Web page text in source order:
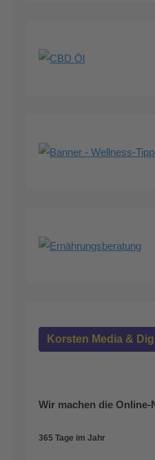
Korsten Media &
Wir machen die Online-
365 Tage im Jahr